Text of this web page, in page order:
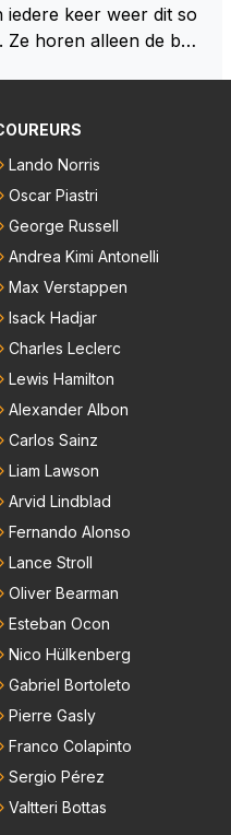
keer weer dit so
horen alleen de boa
achter gesloten de
nu een paar jaar acht
uitdagingen zoeken of
is niet zo gek als de
hun intrede deed a
nu een aantal van di
hebben ook al jaren
Max geen vreemde
mensen. Er wo
Lando Norris
Oscar Piastri
George Russell
Andrea Kimi Antonelli
Max Verstappen
Isack Hadjar
Charles Leclerc
Lewis Hamilton
Alexander Albon
Carlos Sainz
Liam Lawson
Arvid Lindblad
Fernando Alonso
Lance Stroll
Oliver Bearman
Esteban Ocon
Nico Hülkenberg
Gabriel Bortoleto
Pierre Gasly
Franco Colapinto
Sergio Pérez
Valtteri Bottas